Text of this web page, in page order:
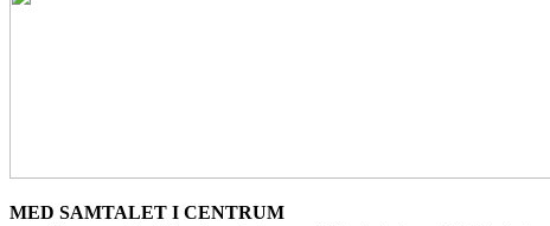
MED SAMTALET I CENTRUM